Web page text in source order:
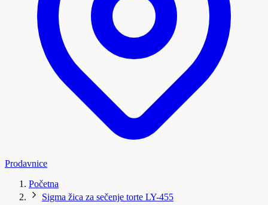
Prodavnice
Početna
Sigma žica za sečenje torte LY-455